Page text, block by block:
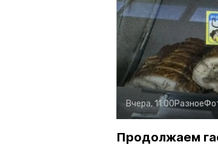
Вчера, 11:00Разное
Продолжаем